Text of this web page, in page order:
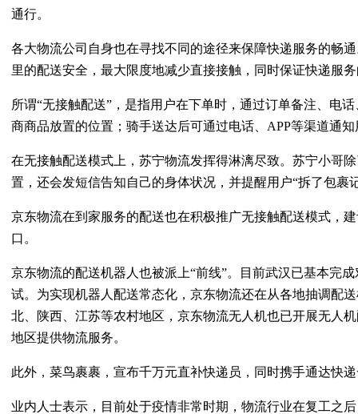
通行。
各大物流公司自身也在寻找不同的途径来保障快递服务的畅
里的配送安全，最大限度地减少直接接触，同时保证快递服
所谓“无接触配送”，是指用户在下单时，通过订单备注、电
商商品放置的位置；骑手送达后可通过电话、APP等渠道通
在无接触配送模式上，苏宁物流发挥得淋漓尽致。苏宁小哥
置，还会发短信告知自己的身体状况，并提醒用户“拆了包裹
京东物流在到家服务的配送也在积极推广无接触配送模式，
口。
京东物流的配送机器人也被派上“前线”。目前武汉已基本完
试。为实现机器人配送常态化，京东物流还在从各地抽调配
北、陕西、江苏等农村地区，京东物流无人机也已开展无人
地区提供物流服务。
此外，菜鸟裹裹，宣布千万元直补快递员，同时携手通达快
业内人士表示，目前处于疫情非常时期，物流行业在复工之